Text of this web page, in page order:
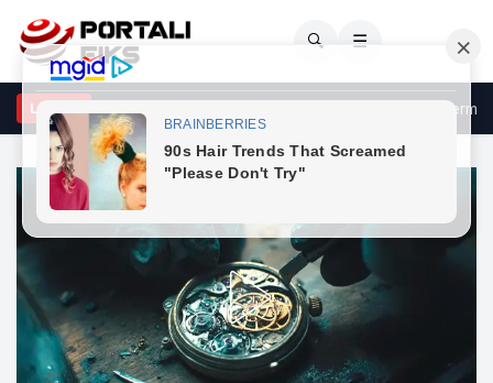
🔍 ☰
LAJME
se tre mërgimtarë kanë vdekur në një aksident në Gjermani,